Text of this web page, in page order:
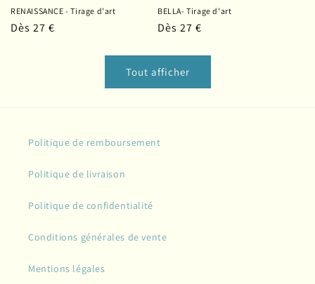
RENAISSANCE - Tirage d'art
Prix
Dès 27 €
BELLA- Tirage d'art
Prix
Dès 27 €
Tout afficher
Politique de remboursement
Politique de livraison
Politique de confidentialité
Conditions générales de vente
Mentions légales